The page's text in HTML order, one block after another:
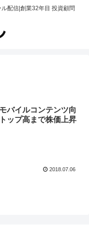
配信|創業32年目 投資顧問
バイルコンテンツ向
ップ高まで株価上昇
2018.07.06